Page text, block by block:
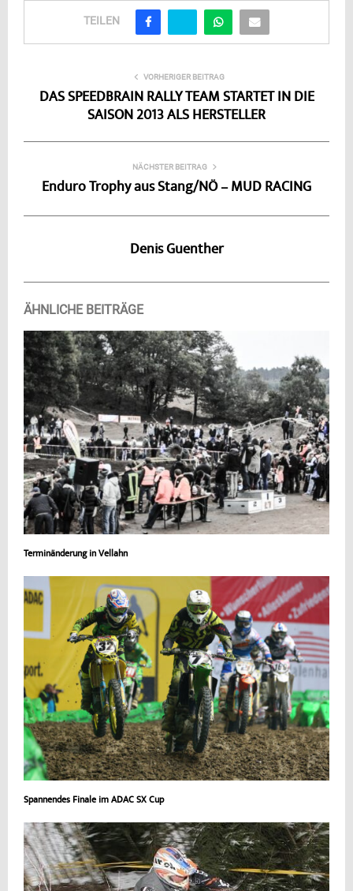
TEILEN
VORHERIGER BEITRAG
DAS SPEEDBRAIN RALLY TEAM STARTET IN DIE
SAISON 2013 ALS HERSTELLER
NÄCHSTER BEITRAG
Enduro Trophy aus Stang/NÖ – MUD RACING
Denis Guenther
ÄHNLICHE BEITRÄGE
Terminänderung in Vellahn
Spannendes Finale im ADAC SX Cup